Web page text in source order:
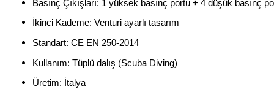
Basınç Çıkışları: 1 yüksek basınç portu + 4 düşük basınç
İkinci Kademe: Venturi ayarlı tasarım
Standart: CE EN 250-2014
Kullanım: Tüplü dalış (Scuba Diving)
Üretim: İtalya